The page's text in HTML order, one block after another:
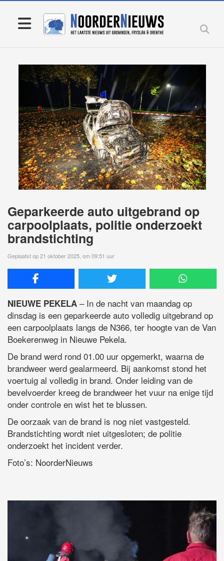
Geparkeerde auto uitgebrand op
carpoolplaats, politie onderzoekt
brandstichting
Geplaatst op 21 oktober 2025, om 09:51 uur
NIEUWE PEKELA – In de nacht van maandag op
dinsdag is een geparkeerde auto volledig uitgebrand op
een carpoolplaats langs de N366, ter hoogte van de Van
Boekerenweg in Nieuwe Pekela.
De brand werd rond 01.00 uur opgemerkt, waarna de
brandweer werd gealarmeerd. Bij aankomst stond het
voertuig al volledig in brand. Onder leiding van de
bevelvoerder kreeg de brandweer het vuur na enige tijd
onder controle en wist het te blussen.
De oorzaak van de brand is nog niet vastgesteld.
Brandstichting wordt niet uitgesloten; de politie
onderzoekt het incident verder.
Foto’s: NoorderNieuws